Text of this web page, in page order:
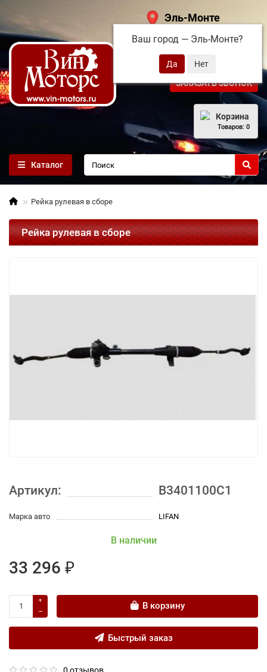
Эль-Монте
Ваш город — Эль-Монте?
+7 (495) 108-68-71
ЗАКАЗАТЬ ЗВОНОК
Корзина
Товаров: 0
Каталог
Рейка рулевая в сборе
Рейка рулевая в сборе
Артикул: B3401100C1
Марка авто LIFAN
В наличии
33 296 ₽
В корзину
Быстрый заказ
0 отзывов